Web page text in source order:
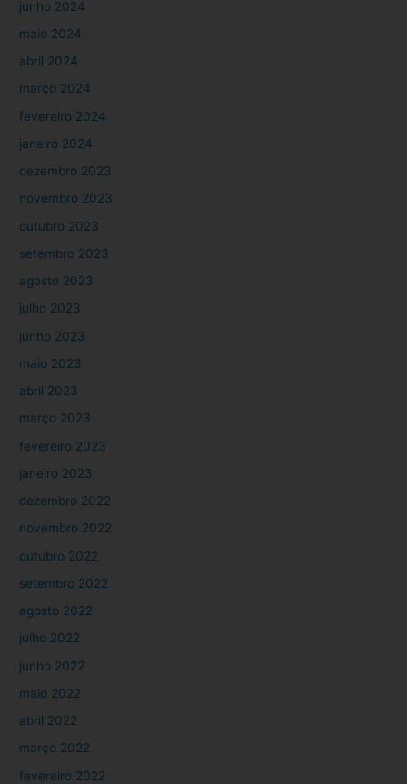
junho 2024
maio 2024
abril 2024
março 2024
fevereiro 2024
janeiro 2024
dezembro 2023
novembro 2023
outubro 2023
setembro 2023
agosto 2023
julho 2023
junho 2023
maio 2023
abril 2023
março 2023
fevereiro 2023
janeiro 2023
dezembro 2022
novembro 2022
outubro 2022
setembro 2022
agosto 2022
julho 2022
junho 2022
maio 2022
abril 2022
março 2022
fevereiro 2022